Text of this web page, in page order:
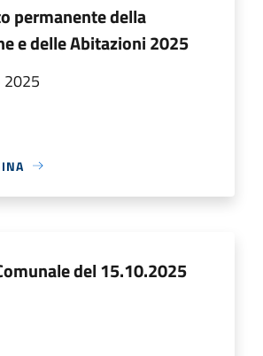
permanente della
e delle Abitazioni 2025
2025
del 15.10.2025